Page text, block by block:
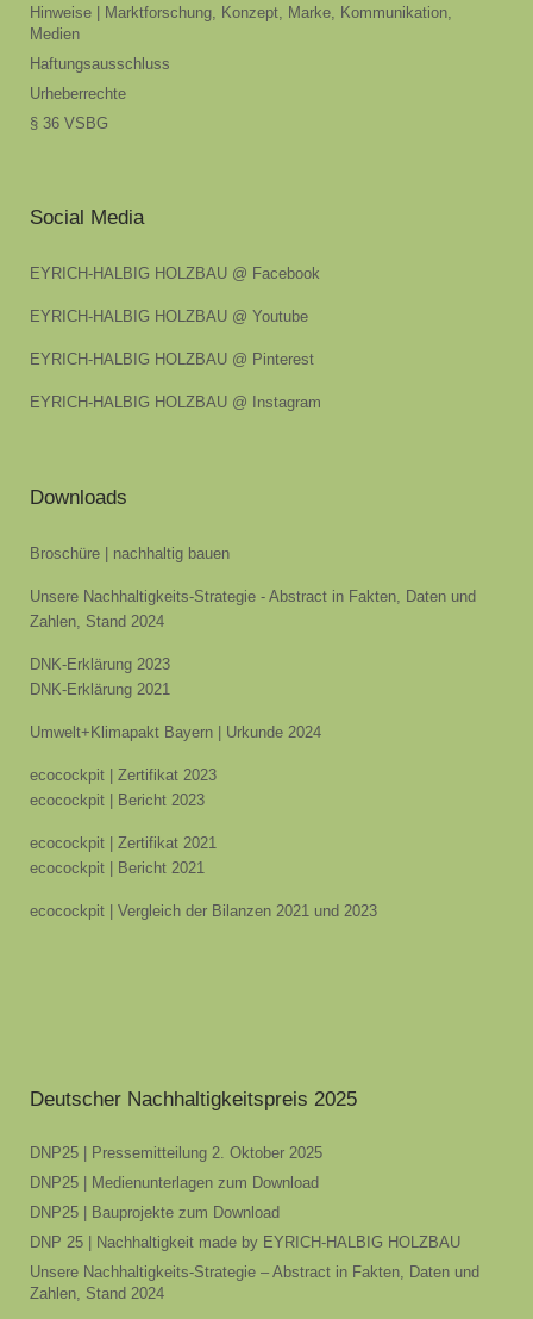
Hinweise | Marktforschung, Konzept, Marke, Kommunikation,
Medien
Haftungsausschluss
Urheberrechte
§ 36 VSBG
Social Media
EYRICH-HALBIG HOLZBAU @ Facebook
EYRICH-HALBIG HOLZBAU @ Youtube
EYRICH-HALBIG HOLZBAU @ Pinterest
EYRICH-HALBIG HOLZBAU @ Instagram
Downloads
Broschüre | nachhaltig bauen
Unsere Nachhaltigkeits-Strategie - Abstract in Fakten, Daten und
Zahlen, Stand 2024
DNK-Erklärung 2023
DNK-Erklärung 2021
Umwelt+Klimapakt Bayern | Urkunde 2024
ecocockpit | Zertifikat 2023
ecocockpit | Bericht 2023
ecocockpit | Zertifikat 2021
ecocockpit | Bericht 2021
ecocockpit | Vergleich der Bilanzen 2021 und 2023
Deutscher Nachhaltigkeitspreis 2025
DNP25 | Pressemitteilung 2. Oktober 2025
DNP25 | Medienunterlagen zum Download
DNP25 | Bauprojekte zum Download
DNP 25 | Nachhaltigkeit made by EYRICH-HALBIG HOLZBAU
Unsere Nachhaltigkeits-Strategie – Abstract in Fakten, Daten und
Zahlen, Stand 2024